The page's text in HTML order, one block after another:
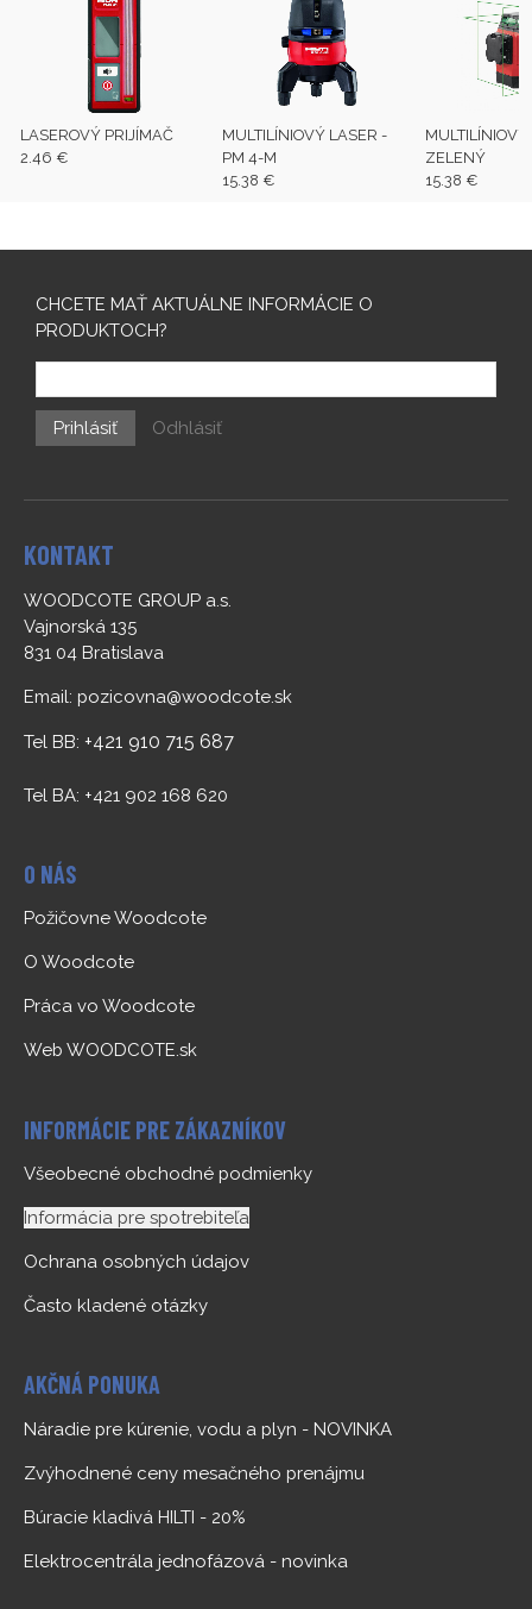
LASEROVÝ PRIJÍMAČ
2.46 €
MULTILÍNIOVÝ LASER -
PM 4-M
15.38 €
ZELENÝ
15.38 €
CHCETE MAŤ AKTUÁLNE INFORMÁCIE O
PRODUKTOCH?
Prihlásiť Odhlásiť
KONTAKT
WOODCOTE GROUP a.s.
Vajnorská 135
831 04 Bratislava
Email: pozicovna@woodcote.sk
Tel BB: +421 910 715 687
Tel BA: +421 902 168 620
O NÁS
Požičovne Woodcote
O Woodcote
Práca vo Woodcote
Web WOODCOTE.sk
INFORMÁCIE PRE ZÁKAZNÍKOV
Všeobecné obchodné podmienky
Informácia pre spotrebiteľa
Ochrana osobných údajov
Často kladené otázky
AKČNÁ PONUKA
Náradie pre kúrenie, vodu a plyn - NOVINKA
Zvýhodnené ceny mesačného prenájmu
Búracie kladivá HILTI - 20%
Elektrocentrála jednofázová - novinka